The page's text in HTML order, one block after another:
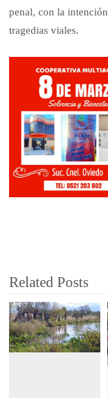
penal, con la
tragedias viales.
Related Posts